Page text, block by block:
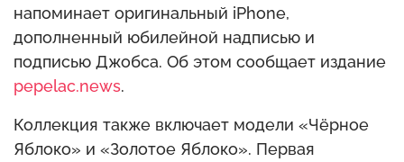
напоминает оригинальный iPhone,
дополненный юбилейной надписью и
подписью Джобса. Об этом сообщает издание
pepelac.news.
Коллекция также включает модели «Чёрное
Яблоко» и «Золотое Яблоко». Первая